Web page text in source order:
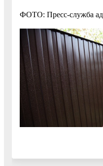
ФОТО: Пресс-служба